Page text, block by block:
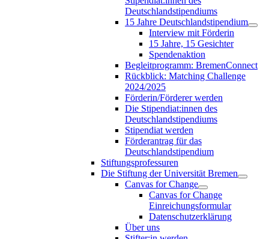
Deutschlandstipendiums
15 Jahre Deutschlandstipendium
Interview mit Förderin
15 Jahre, 15 Gesichter
Spendenaktion
Begleitprogramm: BremenConnect
Rückblick: Matching Challenge
2024/2025
Förderin/Förderer werden
Die Stipendiat:innen des
Deutschlandstipendiums
Stipendiat werden
Förderantrag für das
Deutschlandstipendium
Stiftungsprofessuren
Die Stiftung der Universität Bremen
Canvas for Change
Canvas for Change
Einreichungsformular
Datenschutzerklärung
Über uns